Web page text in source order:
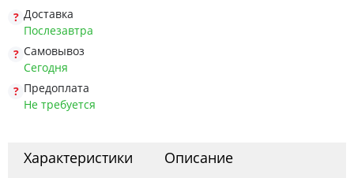
Матрасы
Ротанг
Доставка
Послезавтра
Самовывоз
Сегодня
Предоплата
Не требуется
Характеристики
Описание